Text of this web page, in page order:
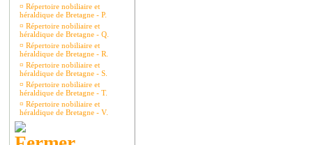
¤ Répertoire nobiliaire et
héraldique de Bretagne - P.
¤ Répertoire nobiliaire et
héraldique de Bretagne - Q.
¤ Répertoire nobiliaire et
héraldique de Bretagne - R.
¤ Répertoire nobiliaire et
héraldique de Bretagne - S.
¤ Répertoire nobiliaire et
héraldique de Bretagne - T.
¤ Répertoire nobiliaire et
héraldique de Bretagne - V.